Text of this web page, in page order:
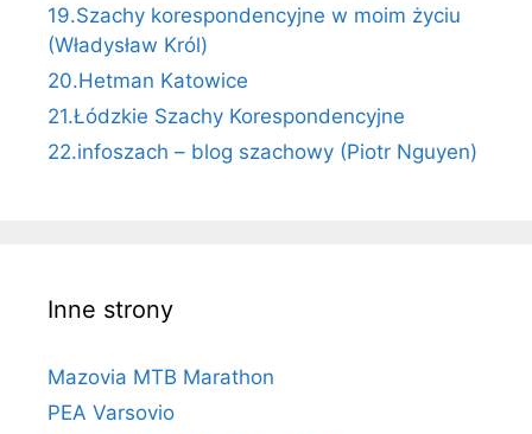
19.Szachy korespondencyjne w moim życiu
(Władysław Król)
20.Hetman Katowice
21.Łódzkie Szachy Korespondencyjne
22.infoszach – blog szachowy (Piotr Nguyen)
Inne strony
Mazovia MTB Marathon
PEA Varsovio